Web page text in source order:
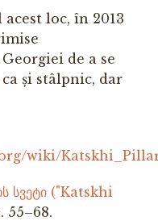
loc, în 2013
de a se
și stâlpnic, dar
wiki/
სვეტი ("Katskhi
55–68.